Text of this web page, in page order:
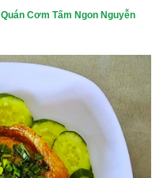
Quán Cơm Tấm Ngon Nguyễn